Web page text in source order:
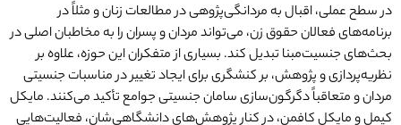
در سطح عملی، اقبال به مردانگی‌پژوهی در مطالعات زنان و مثلاً در
برنامه‌های فعالان حقوق زن، می‌تواند مردان و پسران را به مخاطبان اصلی در
بحث‌های جنسیت‌مبنا تبدیل کند. بسیاری از متفکران این حوزه، علاوه بر
نظریه‌پردازی و پژوهش، بر کنشگری برای ایجاد تغییر در مناسبات جنسیتی
مردان و متعاقباً دگرگون‌سازی سامان جنسیتی جوامع تأکید می‌کنند. مایکل
کیمل و مایکل کافمن، در کنار پژوهش‌های دانشگاهی‌شان، فعالیت‌هایی